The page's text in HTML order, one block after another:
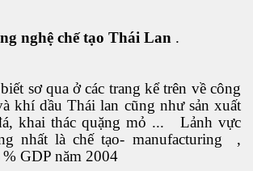
nghệ chế tạo Thái Lan .
sơ qua ở các trang kể trên về công
khí dầu Thái lan cũng như sản xuất
khai thác quặng mỏ ... Lảnh vực
nhất là chế tạo- manufacturing ,
GDP năm 2004